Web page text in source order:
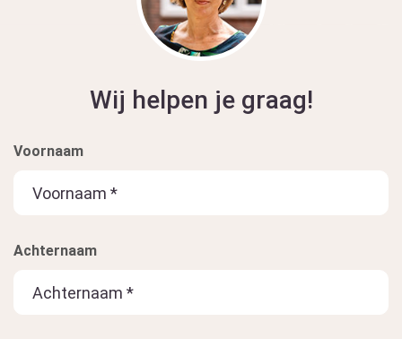
Wij helpen je graag!
Voornaam
Achternaam